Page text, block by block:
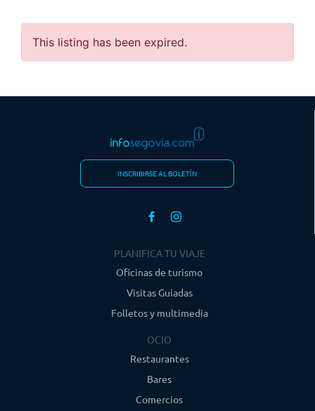
This listing has been expired.
INSCRIBIRSE AL BOLETÍN
PLANIFICA TU VIAJE
Oficinas de turismo
Visitas Guiadas
Folletos y multimedia
OCIO
Restaurantes
Bares
Comercios